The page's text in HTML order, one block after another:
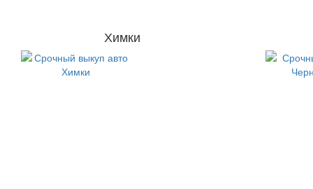
Химки